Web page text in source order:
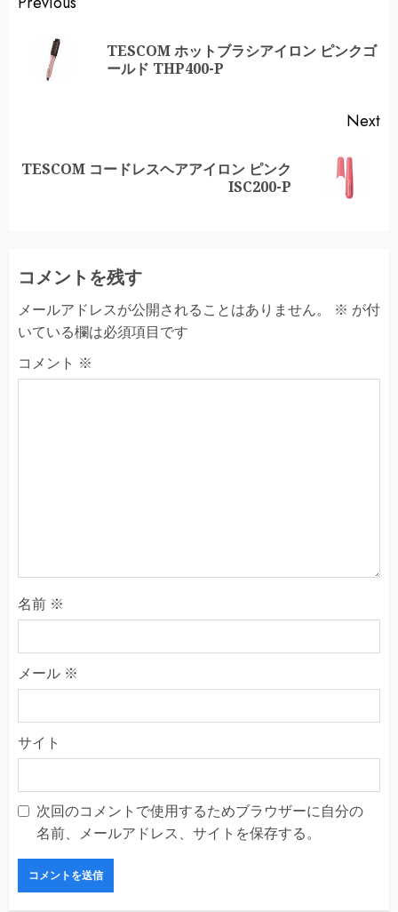
ReadingTESCOM ホットブラシアイロン ピンクゴ
ールド THP400-P
Next
Next
TESCOM コードレスヘアアイロン ピンク
ISC200-P
コメントを残す
メールアドレスが公開されることはありません。 ※ が付
いている欄は必須項目です
コメント ※
名前 ※
メール ※
サイト
次回のコメントで使用するためブラウザーに自分の
名前、メールアドレス、サイトを保存する。